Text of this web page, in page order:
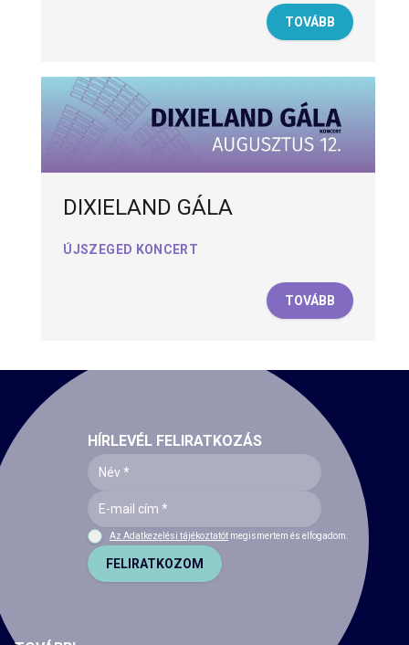
TOVÁBB
DIXIELAND GÁLA
ÚJSZEGED KONCERT
TOVÁBB
HÍRLEVÉL FELIRATKOZÁS
Az Adatkezelési tájékoztatót megismertem és elfogadom.
FELIRATKOZOM